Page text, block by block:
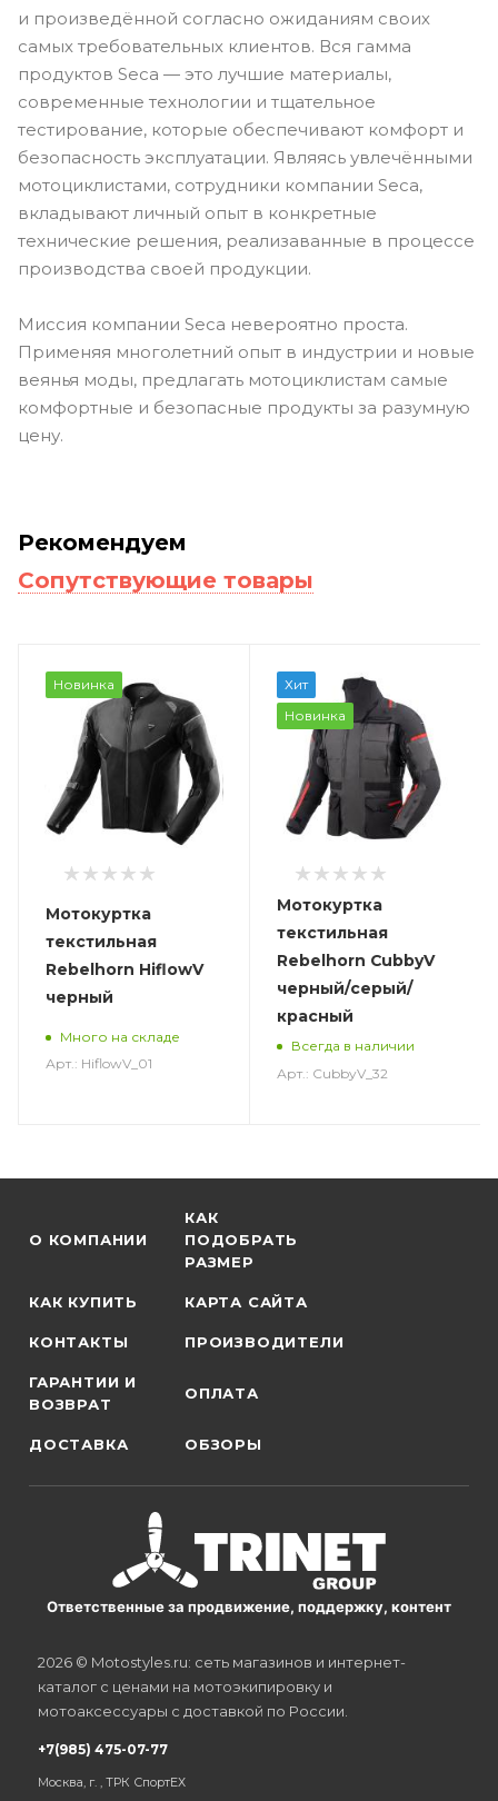
и произведённой согласно ожиданиям своих
самых требовательных клиентов. Вся гамма
продуктов Seca — это лучшие материалы,
современные технологии и тщательное
тестирование, которые обеспечивают комфорт и
безопасность эксплуатации. Являясь увлечёнными
мотоциклистами, сотрудники компании Seca,
вкладывают личный опыт в конкретные
технические решения, реализаванные в процессе
производства своей продукции.
Миссия компании Seca невероятно проста.
Применяя многолетний опыт в индустрии и новые
веянья моды, предлагать мотоциклистам самые
комфортные и безопасные продукты за разумную
цену.
Рекомендуем
Сопутствующие товары
Новинка
Мотокуртка
текстильная
Rebelhorn HiflowV
черный
Много на складе
Арт.: HiflowV_01
Хит
Новинка
Мотокуртка
текстильная
Rebelhorn CubbyV
черный/серый/
красный
Всегда в наличии
Арт.: CubbyV_32
О КОМПАНИИ
КАК
ПОДОБРАТЬ
РАЗМЕР
КАК КУПИТЬ КАРТА САЙТА
КОНТАКТЫ ПРОИЗВОДИТЕЛИ
ГАРАНТИИ И
ВОЗВРАТ
ОПЛАТА
ДОСТАВКА ОБЗОРЫ
Ответственные за продвижение, поддержку, контент
2026 © Motostyles.ru: сеть магазинов и интернет-
каталог с ценами на мотоэкипировку и
мотоаксессуары с доставкой по России.
+7(985) 475-07-77
Москва, г. , ТРК СпортЕХ